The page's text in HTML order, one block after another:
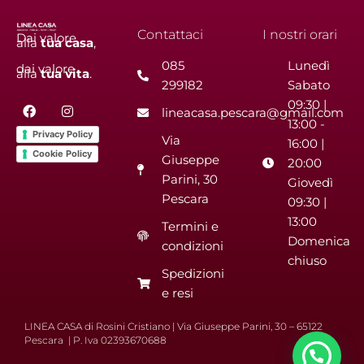
Dai valore
alla tua casa,
dai valore
allatua vita.
F
a
c
e
b
I
n
s
t
a
Privacy Policy
Cookie Policy
Contattaci
085
299182
lineacasa.pescara@gmail.com
Via
Giuseppe
Parini, 30
Pescara
Termini e
condizioni
Spedizioni
e resi
I nostri orari
Lunedì
Sabato
09:30 |
13:00 -
16:00 |
20:00
Giovedì
09:30 |
13:00
Domenica
chiuso
LINEA CASA di Rosini Cristiano | Via Giuseppe Parini, 30 – 65122
Pescara | P. Iva 02393670688